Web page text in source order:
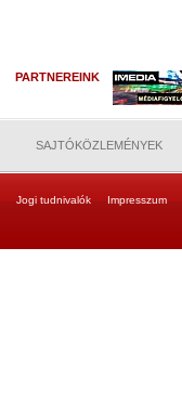
PARTNEREINK
SAJTÓKÖZLEMÉNYEK
Jogi tudnivalók Impresszum